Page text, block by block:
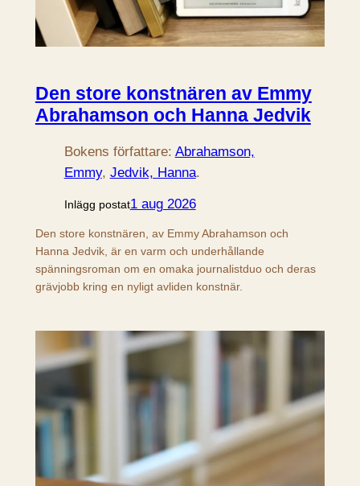
Den store konstnären av Emmy
Abrahamson och Hanna Jedvik
Bokens författare: Abrahamson,
Emmy, Jedvik, Hanna.
Inlägg postat1 aug 2026
Den store konstnären, av Emmy Abrahamson och
Hanna Jedvik, är en varm och underhållande
spänningsroman om en omaka journalistduo och deras
grävjobb kring en nyligt avliden konstnär.